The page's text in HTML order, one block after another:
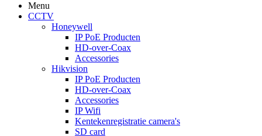
Menu
CCTV
Honeywell
IP PoE Producten
HD-over-Coax
Accessories
Hikvision
IP PoE Producten
HD-over-Coax
Accessories
IP Wifi
Kentekenregistratie camera's
SD card